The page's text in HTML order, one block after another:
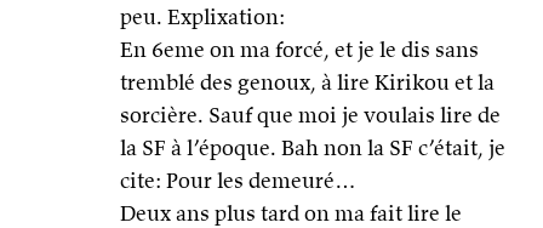
peu. Explixation:
En 6eme on ma forcé, et je le dis sans
tremblé des genoux, à lire Kirikou et la
sorcière. Sauf que moi je voulais lire de
la SF à l’époque. Bah non la SF c’était, je
cite: Pour les demeuré…
Deux ans plus tard on ma fait lire le